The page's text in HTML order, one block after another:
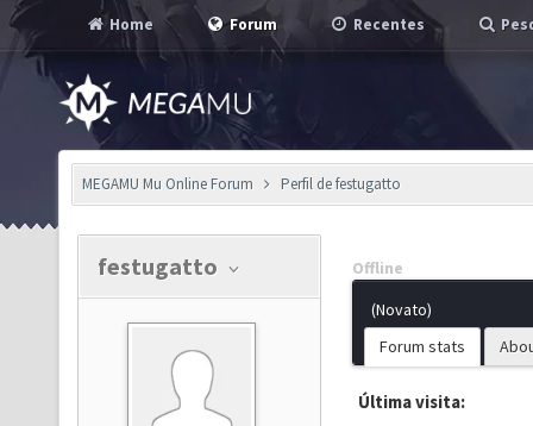
Home Forum Recentes
MEGAMU Mu Online Forum Perfil de festugatto
festugatto
Offline
(Novato)
Forum stats
Última visita: